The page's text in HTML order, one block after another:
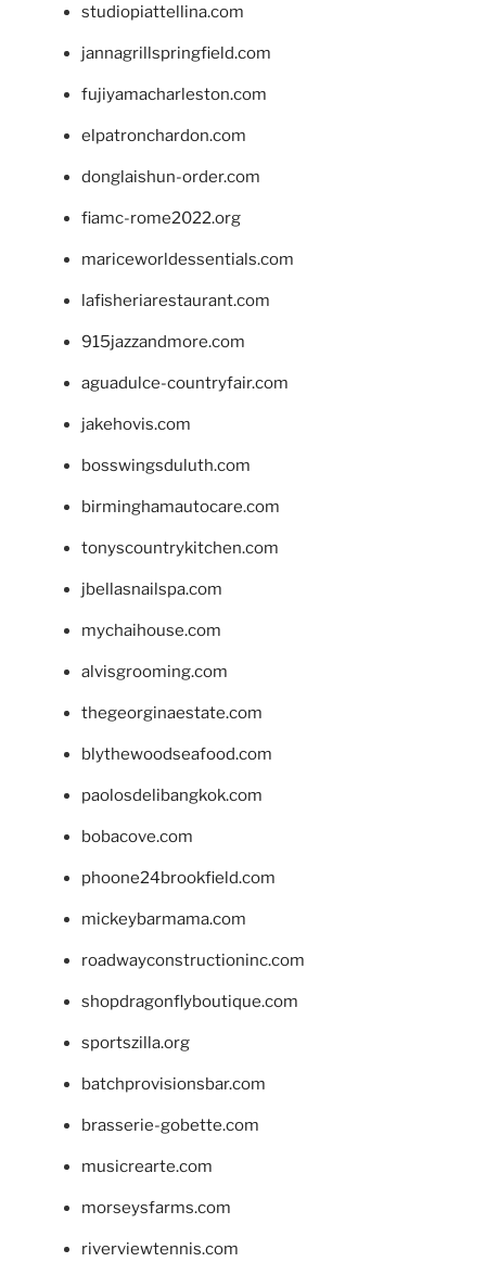
studiopiattellina.com
jannagrillspringfield.com
fujiyamacharleston.com
elpatronchardon.com
donglaishun-order.com
fiamc-rome2022.org
mariceworldessentials.com
lafisheriarestaurant.com
915jazzandmore.com
aguadulce-countryfair.com
jakehovis.com
bosswingsduluth.com
birminghamautocare.com
tonyscountrykitchen.com
jbellasnailspa.com
mychaihouse.com
alvisgrooming.com
thegeorginaestate.com
blythewoodseafood.com
paolosdelibangkok.com
bobacove.com
phoone24brookfield.com
mickeybarmama.com
roadwayconstructioninc.com
shopdragonflyboutique.com
sportszilla.org
batchprovisionsbar.com
brasserie-gobette.com
musicrearte.com
morseysfarms.com
riverviewtennis.com